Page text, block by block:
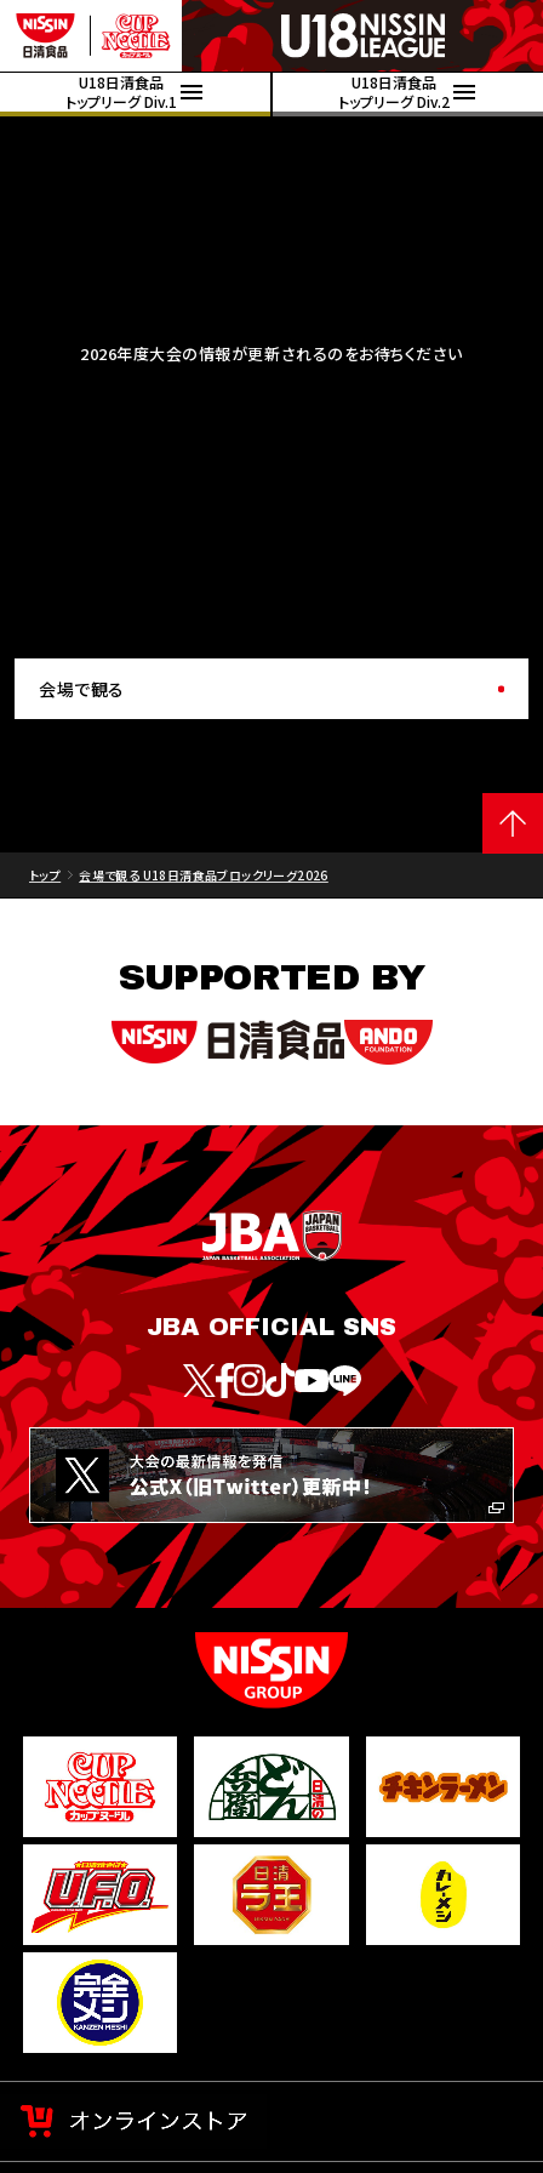
U18日清食品
トップリーグ Div.1
U18日清食品
トップリーグ Div.2
2026年度大会の情報が更新されるのをお待ちください
会場で観る
トップ 会場で観る U18日清食品ブロックリーグ2026
SUPPORTED BY
JBA OFFICIAL SNS